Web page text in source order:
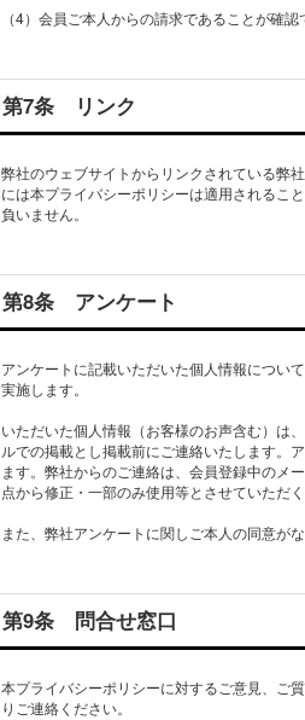
（4）会員ご本人からの請求であることが確認
第7条 リンク
弊社のウェブサイトからリンクされている弊
には本プライバシーポリシーは適用されるこ
負いません。
第8条 アンケート
アンケートに記載いただいた個人情報につい
実施します。
いただいた個人情報（お客様のお声含む）は
ルでの掲載とし掲載前にご連絡いたします。
ます。弊社からのご連絡は、会員登録中のメ
点から修正・一部のみ使用等とさせていただく
また、弊社アンケートに関しご本人の同意が
第9条 問合せ窓口
本プライバシーポリシーに対するご意見、ご
りご連絡ください。